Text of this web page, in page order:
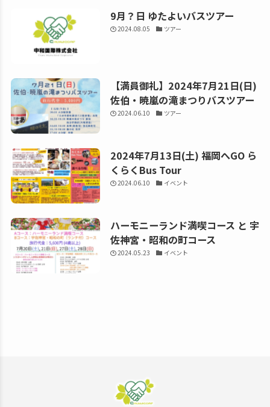
9月？日 ゆたよいバスツアー
2024.08.05 ツアー
【満員御礼】2024年7月21日(日)
佐伯・暁嵐の滝まつりバスツアー
2024.06.10 ツアー
2024年7月13日(土) 福岡へGO ら
くらくBus Tour
2024.06.10 イベント
ハーモニーランド満喫コース と 宇
佐神宮・昭和の町コース
2024.05.23 イベント